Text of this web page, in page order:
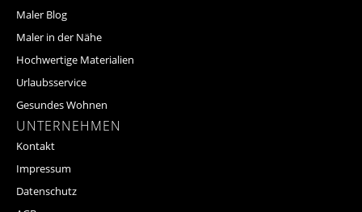
Maler Blog
Maler in der Nähe
Hochwertige Materialien
Urlaubsservice
Gesundes Wohnen
UNTERNEHMEN
Kontakt
Impressum
Datenschutz